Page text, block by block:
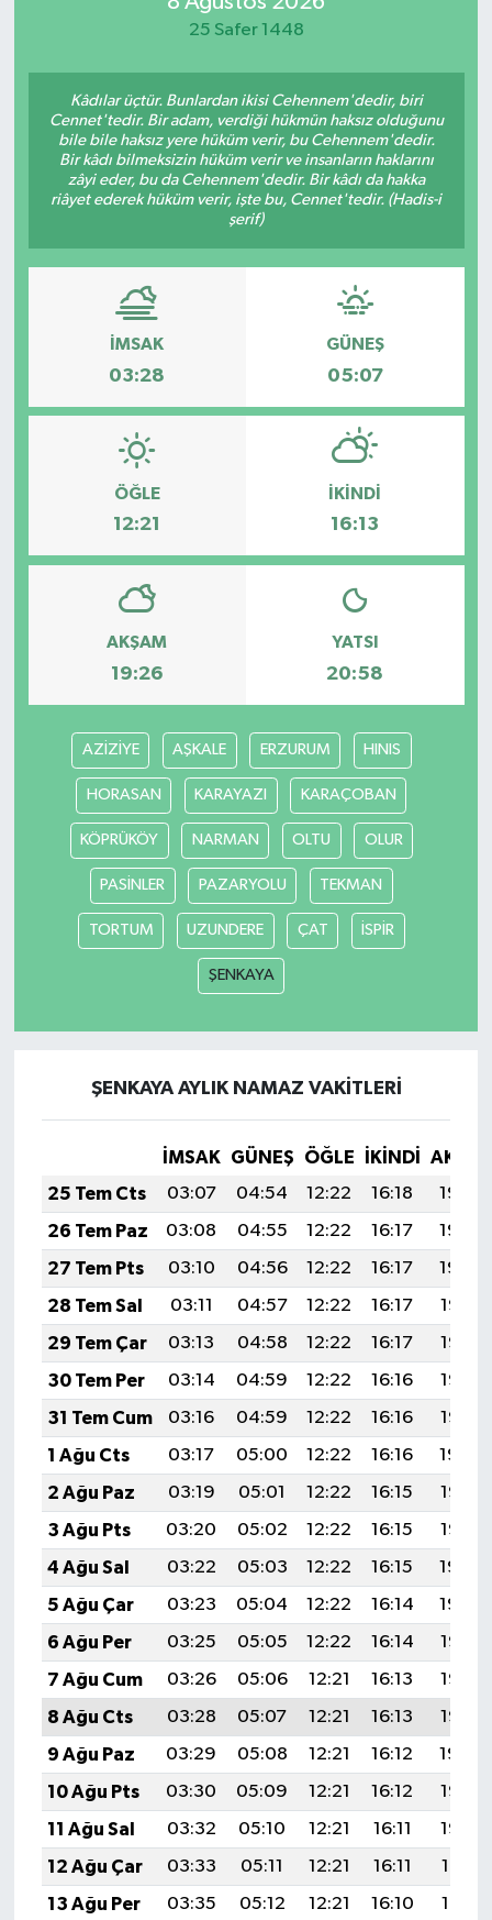
25 Safer 1448
Kâdılar üçtür. Bunlardan ikisi Cehennem'dedir, biri
Cennet'tedir. Bir adam, verdiği hükmün haksız olduğunu
bile bile haksız yere hüküm verir, bu Cehennem'dedir.
Bir kâdı bilmeksizin hüküm verir ve insanların haklarını
zâyi eder, bu da Cehennem'dedir. Bir kâdı da hakka
riâyet ederek hüküm verir, işte bu, Cennet'tedir. (Hadis-i
şerif)
İMSAK
03:28
GÜNEŞ
05:07
ÖĞLE
12:21
İKINDI
16:13
AKŞAM
19:26
YATSI
20:58
AZİZİYE AŞKALE ERZURUM HINIS
HORASAN KARAYAZI KARAÇOBAN
KÖPRÜKÖY NARMAN OLTU OLUR
PASİNLER PAZARYOLU TEKMAN
TORTUM UZUNDERE ÇAT İSPİR
ŞENKAYA
ŞENKAYA AYLIK NAMAZ VAKITLERI
İMSAK GÜNEŞ ÖĞLE İKINDI
25 Tem Cts
03:07 04:54 12:22 16:18
19:40
26 Tem Paz
03:08 04:55 12:22 16:17
19:40
27 Tem Pts
03:10 04:56 12:22 16:17
19:39
28 Tem Sal
03:11 04:57 12:22 16:17
19:38
29 Tem Çar
03:13 04:58 12:22 16:17
19:37
30 Tem Per
03:14 04:59 12:22 16:16
19:36
31 Tem Cum
03:16 04:59 12:22 16:16
19:35
1 Ağu Cts
03:17 05:00 12:22 16:16
19:34
2 Ağu Paz
03:19 05:01 12:22 16:15
19:33
3 Ağu Pts
03:20 05:02 12:22 16:15
19:32
4 Ağu Sal
03:22 05:03 12:22 16:15
19:30
5 Ağu Çar
03:23 05:04 12:22 16:14
19:29
6 Ağu Per
03:25 05:05 12:22 16:14
19:28
7 Ağu Cum
03:26 05:06 12:21 16:13
19:27
8 Ağu Cts
03:28 05:07 12:21 16:13
19:26
9 Ağu Paz
03:29 05:08 12:21 16:12
19:24
10 Ağu Pts
03:30 05:09 12:21 16:12
19:23
11 Ağu Sal
03:32 05:10 12:21 16:11
19:22
12 Ağu Çar
03:33 05:11 12:21 16:11
19:21
13 Ağu Per
03:35 05:12 12:21 16:10
19:19
Sağlık
Siyaset
Spor
Yaşam
Gizlilik Sözleşmesi
İletişim